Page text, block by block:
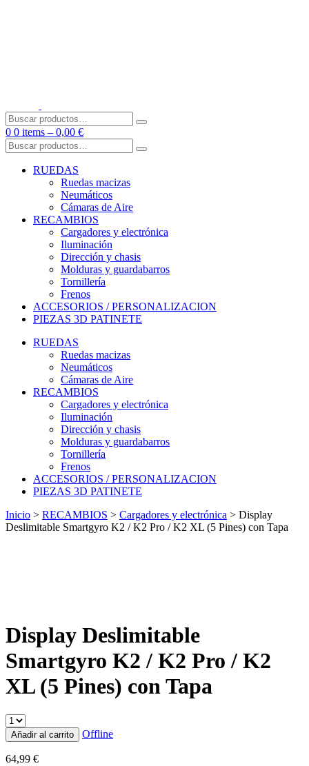
Buscar
por:
0 0 items – 0,00 €
Buscar
por:
RUEDAS
Ruedas macizas
Neumáticos
Cámaras de Aire
RECAMBIOS
Cargadores y electrónica
Iluminación
Dirección y chasis
Molduras y guardabarros
Tornillería
Frenos
ACCESORIOS / PERSONALIZACION
PIEZAS 3D PATINETE
RUEDAS
Ruedas macizas
Neumáticos
Cámaras de Aire
RECAMBIOS
Cargadores y electrónica
Iluminación
Dirección y chasis
Molduras y guardabarros
Tornillería
Frenos
ACCESORIOS / PERSONALIZACION
PIEZAS 3D PATINETE
Inicio > RECAMBIOS > Cargadores y electrónica > Display
Deslimitable Smartgyro K2 / K2 Pro / K2 XL (5 Pines) con Tapa
Display Deslimitable
Smartgyro K2 / K2 Pro / K2
XL (5 Pines) con Tapa
Añadir al carrito Offline
64,99 €